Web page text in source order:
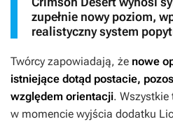
zupełnie nowy poziom,
realistyczny system
Twórcy zapowiadają, że nowe
istniejące dotąd postacie,
względem orientacji.
w momencie wyjścia dodatku